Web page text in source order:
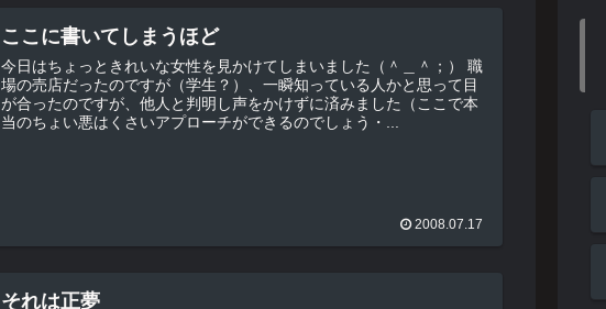
ここに書いてしまうほど
今日はちょっときれいな女性を見かけてしまいました（＾＿＾；） 職
場の売店だったのですが（学生？）、一瞬知っている人かと思って目
が合ったのですが、他人と判明し声をかけずに済みました（ここで本
当のちょい悪はくさいアプローチができるのでしょう・...
2008.07.17
それは正夢